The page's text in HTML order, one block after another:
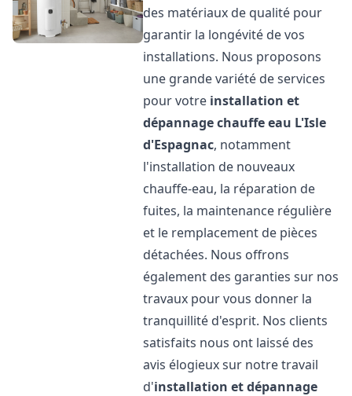
des matériaux de qualité pour
garantir la longévité de vos
installations. Nous proposons
une grande variété de services
pour votre installation et
dépannage chauffe eau L'Isle
d'Espagnac, notamment
l'installation de nouveaux
chauffe-eau, la réparation de
fuites, la maintenance régulière
et le remplacement de pièces
détachées. Nous offrons
également des garanties sur nos
travaux pour vous donner la
tranquillité d'esprit. Nos clients
satisfaits nous ont laissé des
avis élogieux sur notre travail
d'installation et dépannage